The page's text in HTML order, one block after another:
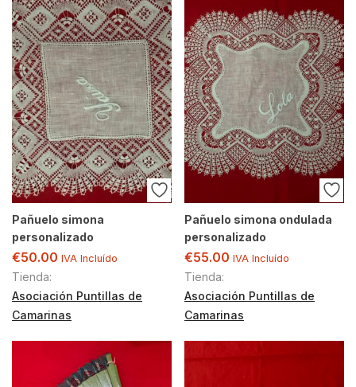
Pañuelo simona
personalizado
€50.00 IVA Incluído
Tienda:
Asociación Puntillas de
Camarinas
Pañuelo simona ondulada
personalizado
€55.00 IVA Incluído
Tienda:
Asociación Puntillas de
Camarinas